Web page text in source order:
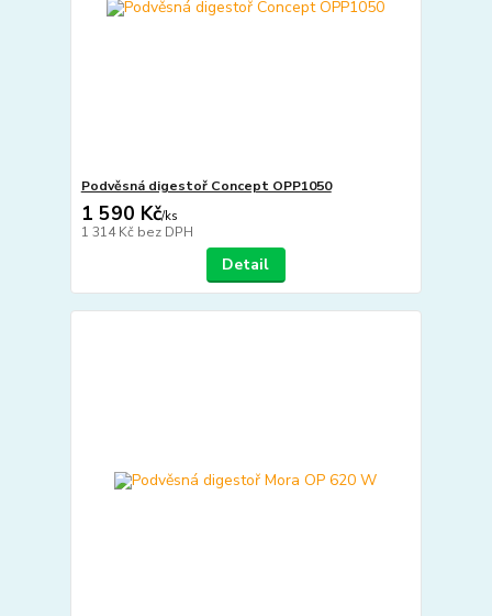
Podvěsná digestoř Concept OPP1050
1 590 Kč/ks
1 314 Kč bez DPH
Detail